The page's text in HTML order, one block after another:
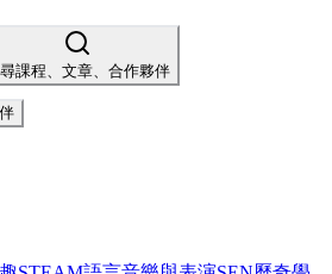
課程、文章、合作夥伴